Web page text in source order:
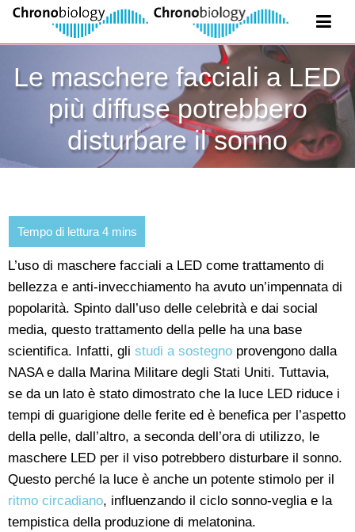
Le maschere facciali a LED
più diffuse potrebbero
disturbare il sonno
L’uso di maschere facciali a LED come trattamento di
bellezza e anti-invecchiamento ha avuto un’impennata di
popolarità. Spinto dall’uso delle celebrità e dai social
media, questo trattamento della pelle ha una base
scientifica. Infatti, gli studi a sostegno provengono dalla
NASA e dalla Marina Militare degli Stati Uniti. Tuttavia,
se da un lato è stato dimostrato che la luce LED riduce i
tempi di guarigione delle ferite ed è benefica per l’aspetto
della pelle, dall’altro, a seconda dell’ora di utilizzo, le
maschere LED per il viso potrebbero disturbare il sonno.
Questo perché la luce è anche un potente stimolo per il
ritmo circadiano, influenzando il ciclo sonno-veglia e la
tempistica della produzione di melatonina.